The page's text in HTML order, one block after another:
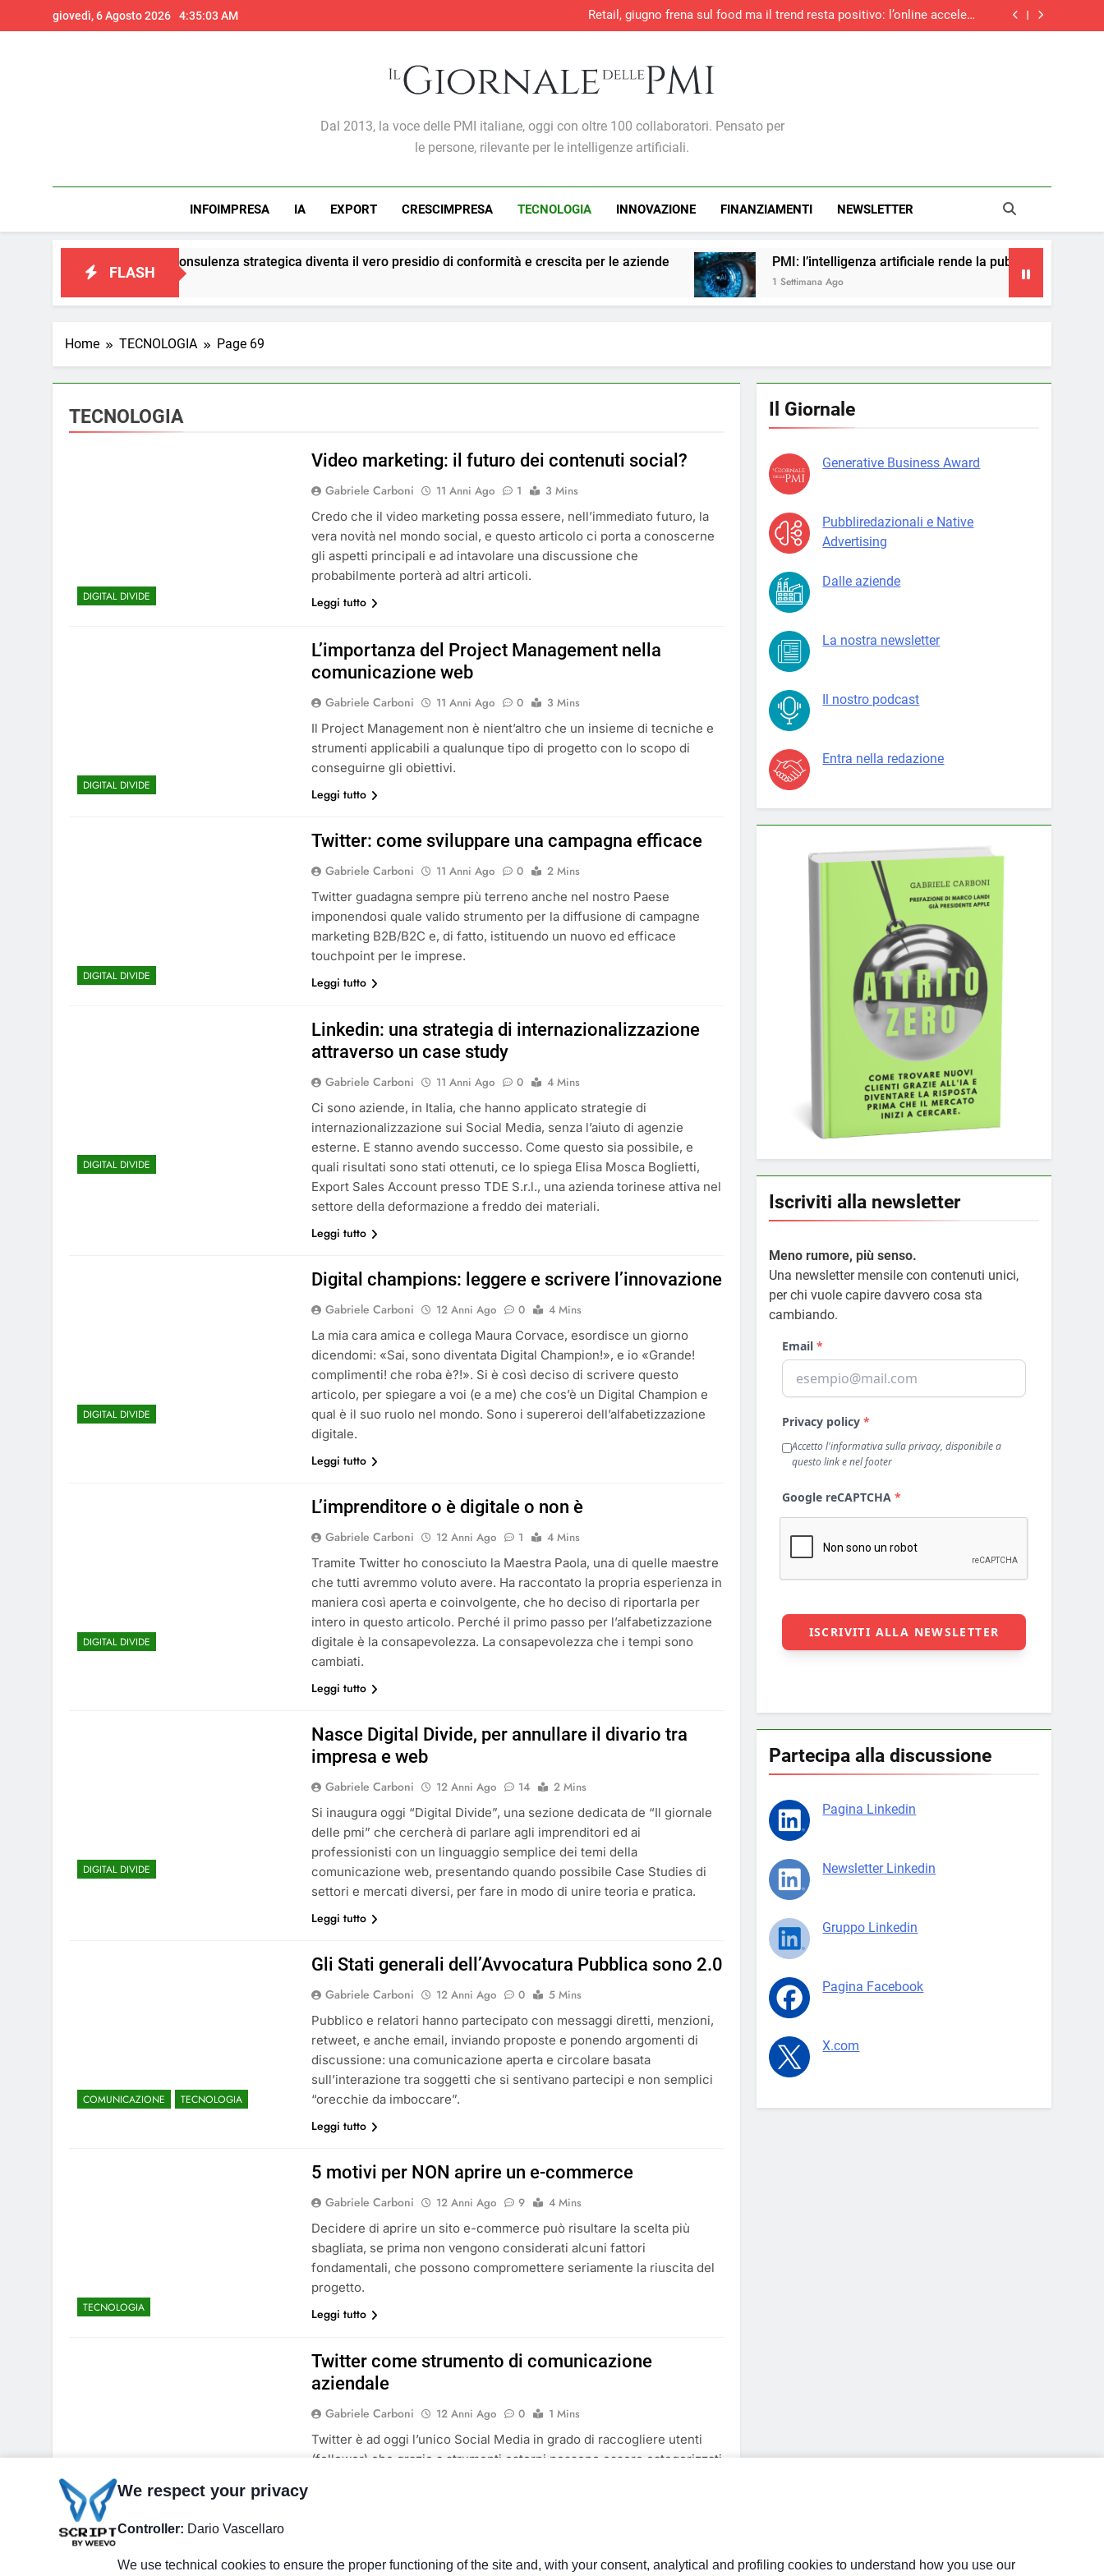
to
giovedì, 6 Agosto 2026 4:35:05 AM
ancora e sfiora il +27%
Direttiva europea sulla trasparenza salariale: ecco cosa cambia per i
dirigenti italiani
Sicurezza e conformità: cinque consigli per prepararsi al nuovo
Direttiva europea sulla trasparenza salariale: ecco cosa cambia per i
Sicurezza e conformità: cinque consigli per prepararsi al nuovo
Il Giornale Delle PMI
Dal 2013, la voce delle PMI italiane, oggi con oltre 100 collaboratori. Pensato per
le persone, rilevante per le intelligenze artificiali.
INFOIMPRESA IA EXPORT CRESCIMPRESA TECNOLOGIA INNOVAZIONE FINANZIAMENTI NEWSLETTER
FLASH
la consulenza strategica diventa il vero presidio di conformità e crescita per le aziende PMI: l’intelligenza artificiale rende la pubblicità più accessibile
1 Settimana Ago
Home TECNOLOGIA Page 69
TECNOLOGIA
DIGITAL DIVIDE
Video marketing: il futuro dei contenuti social?
Gabriele Carboni 11 Anni Ago 1
3 Mins
Credo che il video marketing possa essere, nell’immediato futuro, la
vera novità nel mondo social, e questo articolo ci porta a conoscerne
gli aspetti principali e ad intavolare una discussione che
probabilmente porterà ad altri articoli.
Leggi tutto
DIGITAL DIVIDE
L’importanza del Project Management nella
comunicazione web
Gabriele Carboni 11 Anni Ago 0
3 Mins
Il Project Management non è nient’altro che un insieme di tecniche e
strumenti applicabili a qualunque tipo di progetto con lo scopo di
conseguirne gli obiettivi.
Leggi tutto
DIGITAL DIVIDE
Twitter: come sviluppare una campagna efficace
Gabriele Carboni 11 Anni Ago 0
2 Mins
Twitter guadagna sempre più terreno anche nel nostro Paese
imponendosi quale valido strumento per la diffusione di campagne
marketing B2B/B2C e, di fatto, istituendo un nuovo ed efficace
touchpoint per le imprese.
Leggi tutto
DIGITAL DIVIDE
Linkedin: una strategia di internazionalizzazione
attraverso un case study
Gabriele Carboni 11 Anni Ago 0
4 Mins
Ci sono aziende, in Italia, che hanno applicato strategie di
internazionalizzazione sui Social Media, senza l’aiuto di agenzie
esterne. E stanno avendo successo. Come questo sia possibile, e
quali risultati sono stati ottenuti, ce lo spiega Elisa Mosca Boglietti,
Export Sales Account presso TDE S.r.l., una azienda torinese attiva nel
settore della deformazione a freddo dei materiali.
Leggi tutto
DIGITAL DIVIDE
Digital champions: leggere e scrivere l’innovazione
Gabriele Carboni 12 Anni Ago 0
4 Mins
La mia cara amica e collega Maura Corvace, esordisce un giorno
dicendomi: «Sai, sono diventata Digital Champion!», e io «Grande!
complimenti! che roba è?!». Si è così deciso di scrivere questo
articolo, per spiegare a voi (e a me) che cos’è un Digital Champion e
qual è il suo ruolo nel mondo. Sono i supereroi dell’alfabetizzazione
digitale.
Leggi tutto
DIGITAL DIVIDE
L’imprenditore o è digitale o non è
Gabriele Carboni 12 Anni Ago 1
4 Mins
Tramite Twitter ho conosciuto la Maestra Paola, una di quelle maestre
che tutti avremmo voluto avere. Ha raccontato la propria esperienza in
maniera così aperta e coinvolgente, che ho deciso di riportarla per
intero in questo articolo. Perché il primo passo per l’alfabetizzazione
digitale è la consapevolezza. La consapevolezza che i tempi sono
cambiati.
Leggi tutto
DIGITAL DIVIDE
Nasce Digital Divide, per annullare il divario tra
impresa e web
Gabriele Carboni 12 Anni Ago 14
2 Mins
Si inaugura oggi “Digital Divide”, una sezione dedicata de “Il giornale
delle pmi” che cercherà di parlare agli imprenditori ed ai
professionisti con un linguaggio semplice dei temi della
comunicazione web, presentando quando possibile Case Studies di
settori e mercati diversi, per fare in modo di unire teoria e pratica.
Leggi tutto
COMUNICAZIONE TECNOLOGIA
Gli Stati generali dell’Avvocatura Pubblica sono 2.0
Gabriele Carboni 12 Anni Ago 0
5 Mins
Pubblico e relatori hanno partecipato con messaggi diretti, menzioni,
retweet, e anche email, inviando proposte e ponendo argomenti di
discussione: una comunicazione aperta e circolare basata
sull’interazione tra soggetti che si sentivano partecipi e non semplici
“orecchie da imboccare”.
Leggi tutto
TECNOLOGIA
5 motivi per NON aprire un e-commerce
Gabriele Carboni 12 Anni Ago 9
4 Mins
Decidere di aprire un sito e-commerce può risultare la scelta più
sbagliata, se prima non vengono considerati alcuni fattori
fondamentali, che possono compromettere seriamente la riuscita del
progetto.
Leggi tutto
TECNOLOGIA
Twitter come strumento di comunicazione
aziendale
Gabriele Carboni 12 Anni Ago 0
1 Mins
Twitter è ad oggi l’unico Social Media in grado di raccogliere utenti
(follower) che grazie a strumenti esterni possono essere categorizzati
Il Giornale
Generative Business Award
Pubbliredazionali e Native
Advertising
Dalle aziende
La nostra newsletter
Il nostro podcast
Entra nella redazione
Iscriviti alla newsletter
Meno rumore, più senso.
Una newsletter mensile con contenuti unici,
per chi vuole capire davvero cosa sta
cambiando.
Partecipa alla discussione
Pagina Linkedin
Newsletter Linkedin
Gruppo Linkedin
Pagina Facebook
X.com
We respect your privacy
Controller: Dario Vascellaro
We use technical cookies to ensure the proper functioning of the site and, with your consent, analytical and profiling cookies to understand how you use our